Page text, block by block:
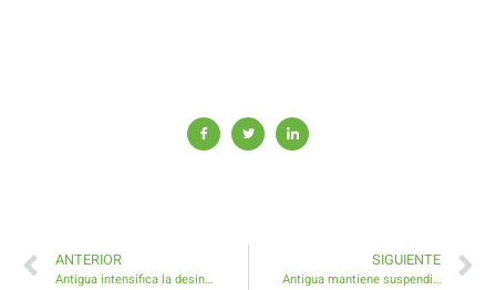
ANTERIOR
Antigua intensifica la desinfección de los puntos más transitados del Municipio
SIGUIENTE
Antigua mantiene suspendidas las actividades deportivas ante la situación de Alerta por Temperaturas Máximas